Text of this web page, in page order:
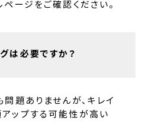
ージをご確認ください。
は必要ですか？
題ありませんが、キレイ
ップする可能性が高い